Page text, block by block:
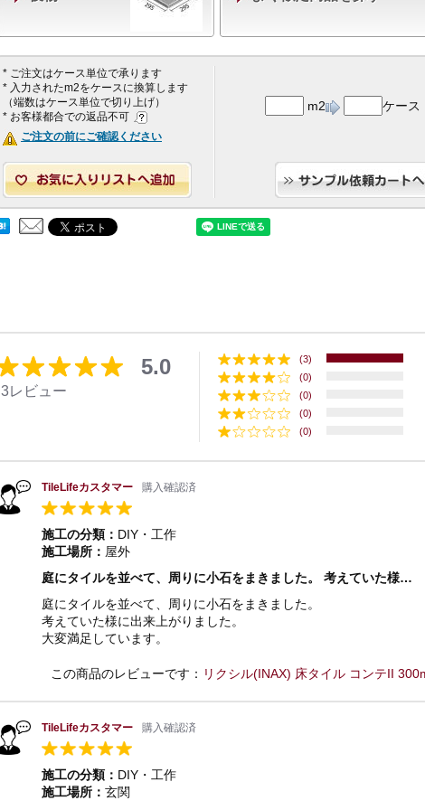
* ご注文はケース単位で承ります
* 入力されたm2をケースに換算します
（端数はケース単位で切り上げ）
* お客様都合での返品不可
ご注文の前にご確認ください
m2 ケース
5.0
3レビュー
(3)
(0)
(0)
(0)
(0)
TileLifeカスタマー 購入確認済
施工の分類： DIY・工作
施工場所： 屋外
庭にタイルを並べて、周りに小石をまきました。 考えていた様…
庭にタイルを並べて、周りに小石をまきました。
考えていた様に出来上がりました。
大変満足しています。
この商品のレビューです： リクシル(INAX) 床タイル コンテII
TileLifeカスタマー 購入確認済
施工の分類： DIY・工作
施工場所： 玄関